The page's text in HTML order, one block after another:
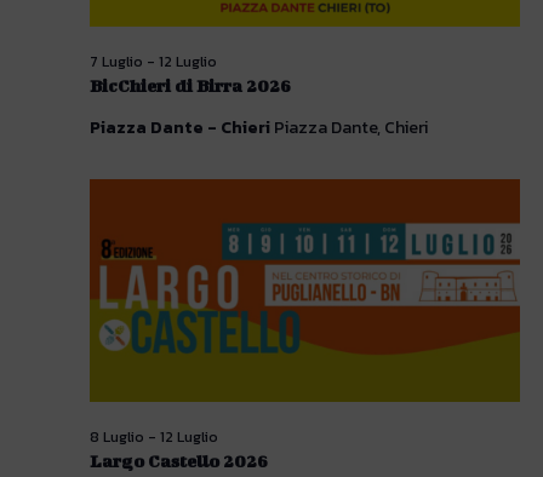
BicChieri di Birra 2026
7 Luglio - 12 Luglio
Piazza Dante - Chieri Piazza Dante, Chieri
Largo Castello 2026
8 Luglio - 12 Luglio